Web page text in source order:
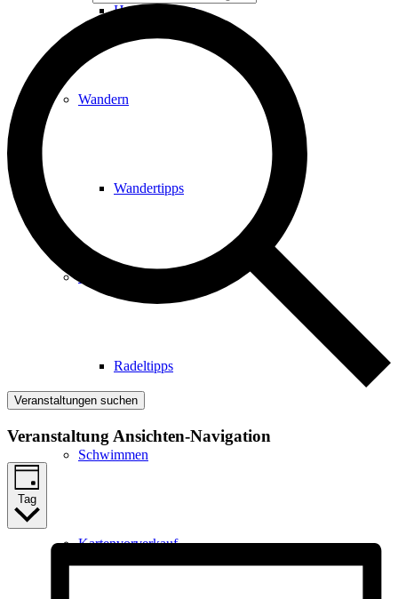
Hardtbergturm
Wandern
Wandertipps
Radeltipps
Schwimmen
Kartenvorverkauf
Veranstaltungen suchen
Veranstaltung Ansichten-Navigation
Tag